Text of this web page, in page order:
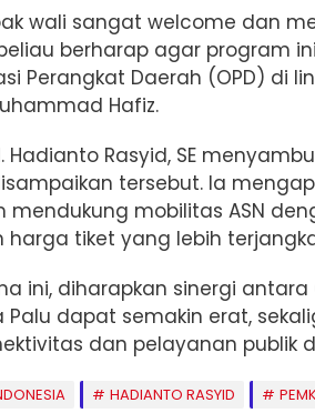
ak wali sangat welcome dan
beliau berharap agar program
Perangkat Daerah (OPD) di
Hafiz.
Hadianto Rasyid, SE
tersebut. Ia
mendukung mobilitas ASN
harga tiket yang lebih
ini, diharapkan sinergi
Palu dapat semakin erat,
dan pelayanan publik
HADIANTO RASYID